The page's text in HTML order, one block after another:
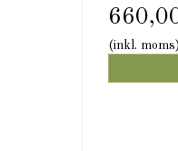
(inkl. moms)